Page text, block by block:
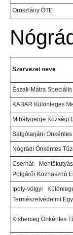
Oroszlány ÖTE
Szervezet neve
Észak-Mátra
KABAR Különleges
Mihálygerge Községi
Salgótarjáni
Nógrádi Önkéntes
Cserhát
Polgárőr Közhasznú
Ipoly-völgyi
Természetvédelmi
Kisherceg Önkéntes